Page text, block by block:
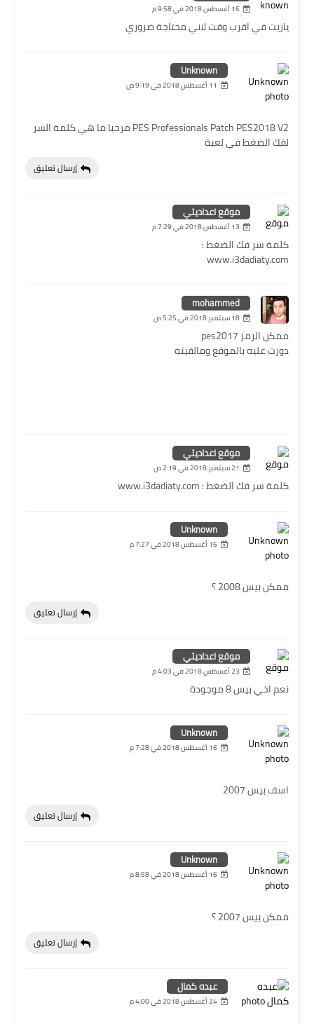
16 أغسطس 2018 في 9:58 م
ياريت في اقرب وقت لاني محتاجة ضروري
Unknown
11 أغسطس 2018 في 9:19 ص
PES Professionals Patch PES2018 V2 مرحبا ما هي كلمة السر
لفك الضغط في لعبة
إرسال تعليق
موقع اعداديتي
13 أغسطس 2018 في 7:29 م
كلمة سر فك الضغط :
www.i3dadiaty.com
mohammed
18 سبتمبر 2018 في 5:25 ص
ممكن الرمز pes2017
دورت عليه بالموقع ومالقيته
موقع اعداديتي
21 سبتمبر 2018 في 2:19 ص
كلمة سر فك الضغط : www.i3dadiaty.com
Unknown
16 أغسطس 2018 في 7:27 م
ممكن بيس 2008 ؟
إرسال تعليق
موقع اعداديتي
23 أغسطس 2018 في 4:03 م
نعم اخي بيس 8 موجودة
Unknown
16 أغسطس 2018 في 7:28 م
اسف بيس 2007
إرسال تعليق
Unknown
16 أغسطس 2018 في 8:58 م
ممكن بيس 2007 ؟
إرسال تعليق
عبده كمال
24 أغسطس 2018 في 4:00 م